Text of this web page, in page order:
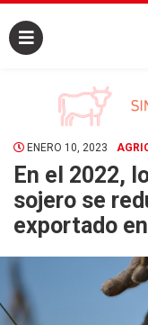
ENERO 10, 2023
En el 2022,
sojero se
exportado